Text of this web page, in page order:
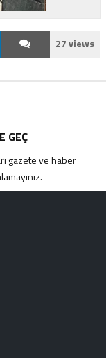
27 views
GEÇ
gazete ve haber